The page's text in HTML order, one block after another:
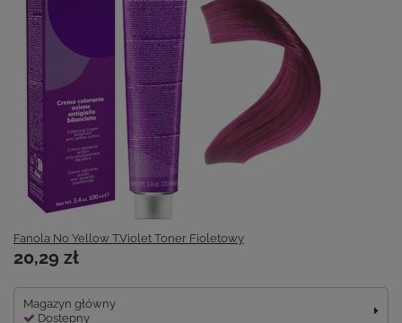
Fanola No Yellow T.Violet Toner Fioletowy
20,29 zł
Magazyn główny
Dostępny